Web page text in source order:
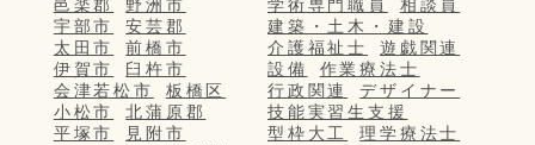
邑楽郡
野洲市
宇部市
安芸郡
太田市
前橋市
伊賀市
臼杵市
会津若松市
板橋区
小松市
北蒲原郡
平塚市
見附市
学術専門職員
相談員
建築・土木・建設
介護福祉士
遊戯関連
設備
作業療法士
行政関連
デザイナー
技能実習生支援
型枠大工
理学療法士